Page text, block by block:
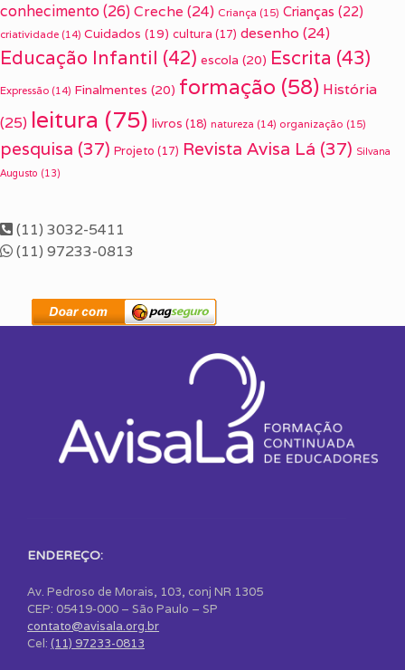
conhecimento(26) Creche (24) Criança (15) Crianças (22)
criatividade (14) Cuidados (19) cultura (17) desenho (24)
Educação Infantil (42) escola (20) Escrita (43)
Expressão (14) Finalmentes (20) formação (58) História
(25) leitura (75) livros (18) natureza (14) organização (15)
pesquisa (37) Projeto (17) Revista Avisa Lá (37) Silvana
Augusto (13)
(11) 3032-5411
(11) 97233-0813
ENDEREÇO:
Av. Pedroso de Morais, 103, conj NR 1305
CEP: 05419-000 – São Paulo – SP
contato@avisala.org.br
Cel: (11) 97233-0813